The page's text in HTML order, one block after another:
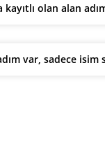
kayıtlı olan alan
var, sadece isim